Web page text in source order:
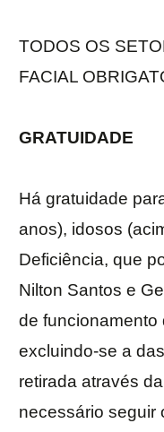
TODOS OS
FACIAL
GRATUIDADE
Há gratuidade
anos), idosos
Deficiência, que
Nilton Santos e
de funcionamento
excluindo-se a
retirada através
necessário seguir